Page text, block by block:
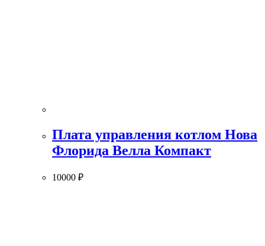
Плата управления котлом Нова
Флорида Велла Компакт
10000 ₽